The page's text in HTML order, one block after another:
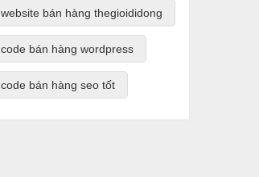
website bán hàng thegioididong
code bán hàng wordpress
code bán hàng seo tốt